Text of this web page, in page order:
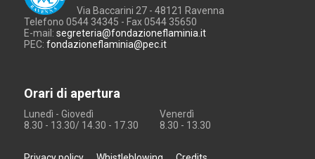
Via Baccarini 27 - 48121 Ravenna
Telefono 0544 34345 - Fax 0544 35650
E-mail:segreteria@fondazioneflaminia.it
PEC:fondazioneflaminia@pec.it
Orari di apertura
Lunedì - Giovedì
8.30 - 13.30/ 14.30 - 17.30
Venerdì
8.30 - 13.30